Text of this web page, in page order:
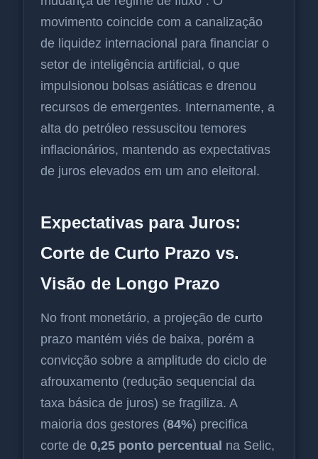
movimento coincide com a canalização
de liquidez internacional para financiar o
setor de inteligência artificial, o que
impulsionou bolsas asiáticas e drenou
recursos de emergentes. Internamente, a
alta do petróleo ressuscitou temores
inflacionários, mantendo as expectativas
de juros elevados em um ano eleitoral.
Expectativas para Juros:
Corte de Curto Prazo vs.
Visão de Longo Prazo
No front monetário, a projeção de curto
prazo mantém viés de baixa, porém a
convicção sobre a amplitude do ciclo de
afrouxamento (redução sequencial da
taxa básica de juros) se fragiliza. A
maioria dos gestores (84%) precifica
corte de 0,25 ponto percentual na Selic,